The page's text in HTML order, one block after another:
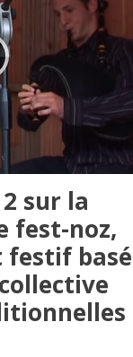
sur la
fest-noz,
festif basé